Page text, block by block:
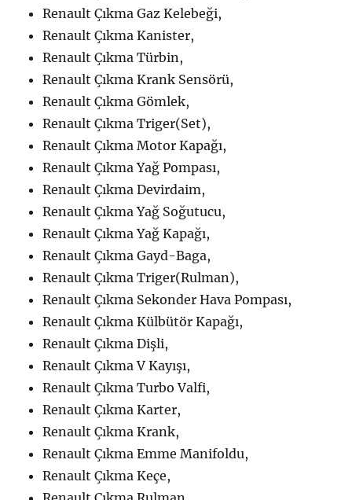
Renault Çıkma Gaz Kelebeği,
Renault Çıkma Kanister,
Renault Çıkma Türbin,
Renault Çıkma Krank Sensörü,
Renault Çıkma Gömlek,
Renault Çıkma Triger(Set),
Renault Çıkma Motor Kapağı,
Renault Çıkma Yağ Pompası,
Renault Çıkma Devirdaim,
Renault Çıkma Yağ Soğutucu,
Renault Çıkma Yağ Kapağı,
Renault Çıkma Gayd-Baga,
Renault Çıkma Triger(Rulman),
Renault Çıkma Sekonder Hava Pompası,
Renault Çıkma Külbütör Kapağı,
Renault Çıkma Dişli,
Renault Çıkma V Kayışı,
Renault Çıkma Turbo Valfi,
Renault Çıkma Karter,
Renault Çıkma Krank,
Renault Çıkma Emme Manifoldu,
Renault Çıkma Keçe,